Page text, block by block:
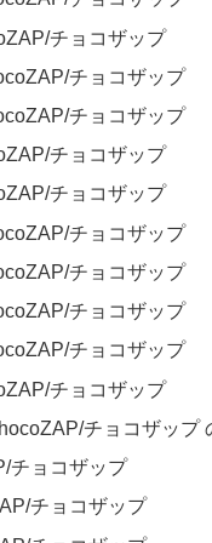
チョコザップ
チョコザップ
チョコザップ
チョコザップ
チョコザップ
チョコザップ
チョコザップ
チョコザップ
チョコザップ
チョコザップ
チョコザップ
チョコザップ
チョコザップ